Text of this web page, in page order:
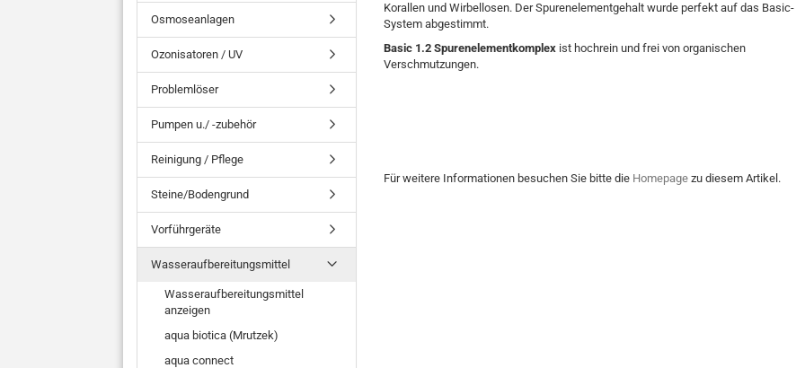
Korallen und Wirbellosen. Der Spurenelementgehalt wurde perfekt auf das Basic-
System abgestimmt.
Basic 1.2 Spurenelementkomplex ist hochrein und frei von organischen
Verschmutzungen.
Für weitere Informationen besuchen Sie bitte die Homepage zu diesem Artikel.
Osmoseanlagen
Ozonisatoren / UV
Problemlöser
Pumpen u./ -zubehör
Reinigung / Pflege
Steine/Bodengrund
Vorführgeräte
Wasseraufbereitungsmittel
Wasseraufbereitungsmittel
anzeigen
aqua biotica (Mrutzek)
aqua connect